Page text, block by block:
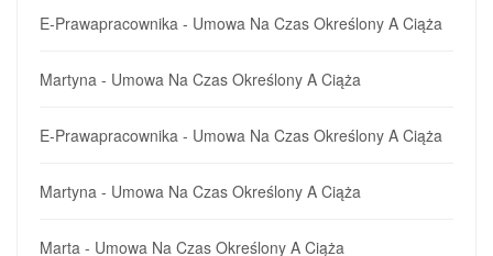
E-Prawapracownika - Umowa Na Czas Określony A Ciąża
Martyna - Umowa Na Czas Określony A Ciąża
E-Prawapracownika - Umowa Na Czas Określony A Ciąża
Martyna - Umowa Na Czas Określony A Ciąża
Marta - Umowa Na Czas Określony A Ciąża